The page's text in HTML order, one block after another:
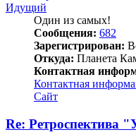
Идущий
Один из самых!
Сообщения: 682
Зарегистрирован:
Откуда: Планета
Контактная
Контактная
Сайт
Re: Ретроспектива